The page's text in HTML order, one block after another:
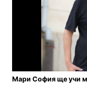
Мари София ще учи